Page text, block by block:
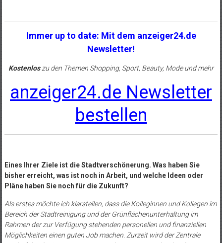
Immer up to date: Mit dem anzeiger24.de
Newsletter!
Kostenloszu den Themen Shopping, Sport, Beauty, Mode und mehr
anzeiger24.de Newsletter
bestellen
Eines Ihrer Ziele ist die Stadtverschönerung. Was haben Sie
bisher erreicht, was ist noch in Arbeit, und welche Ideen oder
Pläne haben Sie noch für die Zukunft?
Als erstes möchte ich klarstellen, dass die Kolleginnen und Kollegen im
Bereich der Stadtreinigung und der Grünflächenunterhaltung im
Rahmen der zur Verfügung stehenden personellen und finanziellen
Möglichkeiten einen guten Job machen. Zurzeit wird der Zentrale